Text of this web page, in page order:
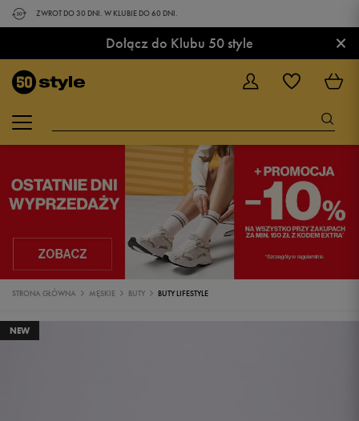
ZWROT DO 30 DNI. W KLUBIE DO 60 DNI.
Dołącz do Klubu 50 style ×
STRONA GŁÓWNA MĘSKIE BUTY BUTY LIFESTYLE
NEW